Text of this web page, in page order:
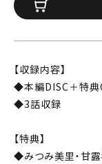
【収録内容】
◆本編DISC＋特典
◆3話収録
【特典】
◆みつみ美里・甘露